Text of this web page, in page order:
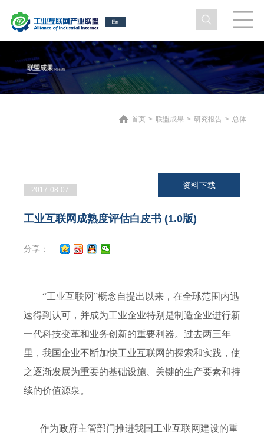
首页 > 联盟成果 > 研究报告 > 总体
2017-08-07
资料下载
工业互联网成熟度评估白皮书 (1.0版)
分享：
“工业互联网”概念自提出以来，在全球范围内迅
速得到认可，并成为工业企业特别是制造企业进行新
一代科技变革和业务创新的重要利器。过去两三年
里，我国企业不断加快工业互联网的探索和实践，使
之逐渐发展为重要的基础设施、关键的生产要素和持
续的价值源泉。
作为政府主管部门推进我国工业互联网建设的重